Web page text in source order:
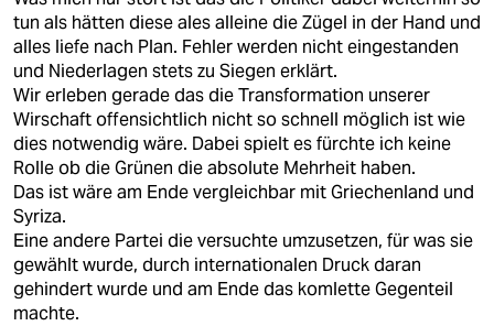
tun als hätten diese ales alleine die Zügel in der Hand und
alles liefe nach Plan. Fehler werden nicht eingestanden
und Niederlagen stets zu Siegen erklärt.
Wir erleben gerade das die Transformation unserer
Wirschaft offensichtlich nicht so schnell möglich ist wie
dies notwendig wäre. Dabei spielt es fürchte ich keine
Rolle ob die Grünen die absolute Mehrheit haben.
Das ist wäre am Ende vergleichbar mit Griechenland und
Syriza.
Eine andere Partei die versuchte umzusetzen, für was sie
gewählt wurde, durch internationalen Druck daran
gehindert wurde und am Ende das komlette Gegenteil
machte.